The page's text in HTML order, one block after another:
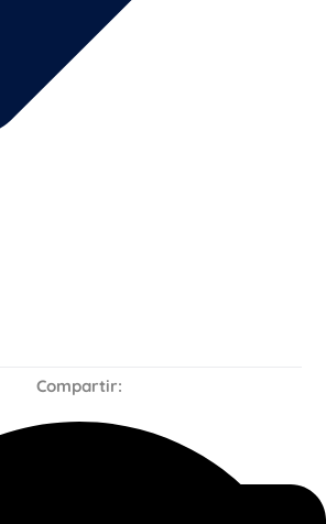
Compartir: